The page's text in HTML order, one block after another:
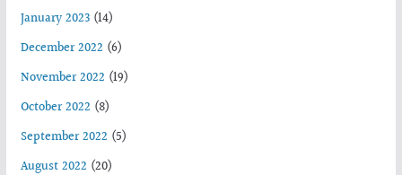
January 2023(14)
December 2022 (6)
November 2022 (19)
October 2022 (8)
September 2022 (5)
August 2022 (20)